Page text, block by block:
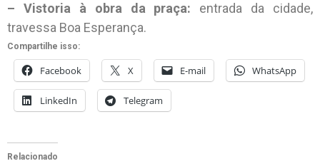
– Vistoria à obra da praça: entrada da cidade,
travessa Boa Esperança.
Compartilhe isso:
Facebook X E-mail WhatsApp
LinkedIn Telegram
Relacionado